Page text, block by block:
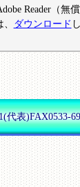
Reader（無
ダウンロード
表)FAX0533-